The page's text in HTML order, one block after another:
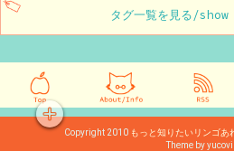
タグ一覧を見る/
Copyright 2010 もっと知りたいリンゴあ
Theme by